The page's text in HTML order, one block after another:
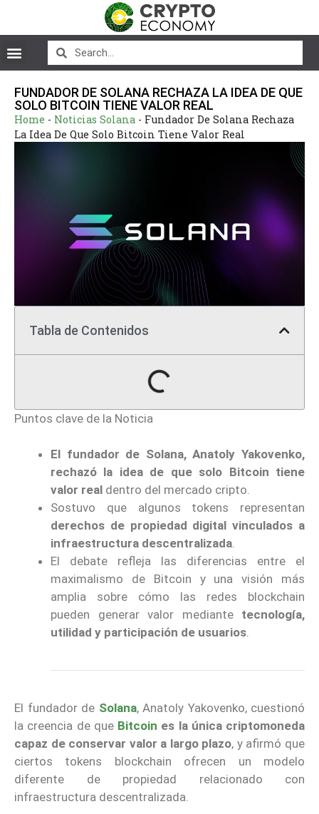
FUNDADOR DE SOLANA RECHAZA LA IDEA DE QUE
SOLO BITCOIN TIENE VALOR REAL
Home - Noticias Solana - Fundador De Solana Rechaza
La Idea De Que Solo Bitcoin Tiene Valor Real
Tabla de Contenidos
Puntos clave de la Noticia
El fundador de Solana, Anatoly Yakovenko,
rechazó la idea de que solo Bitcoin tiene
valor real dentro del mercado cripto.
Sostuvo que algunos tokens representan
derechos de propiedad digital vinculados a
infraestructura descentralizada.
El debate refleja las diferencias entre el
maximalismo de Bitcoin y una visión más
amplia sobre cómo las redes blockchain
pueden generar valor mediante tecnología,
utilidad y participación de usuarios.
El fundador de Solana, Anatoly Yakovenko, cuestionó
la creencia de que Bitcoin es la única criptomoneda
capaz de conservar valor a largo plazo, y afirmó que
ciertos tokens blockchain ofrecen un modelo
diferente de propiedad relacionado con
infraestructura descentralizada.